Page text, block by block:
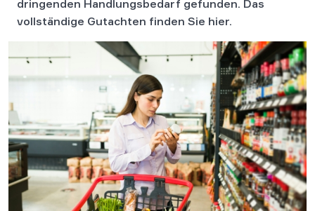
dringenden Handlungsbedarf gefunden. Das
vollständige Gutachten finden Sie hier.